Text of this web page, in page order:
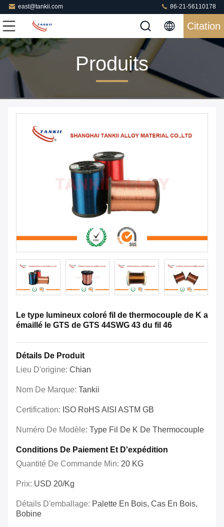
east@tankii.com 86-21-56110178
Citation
Produits
Le type lumineux coloré fil de thermocouple de K a
émaillé le GTS de GTS 44SWG 43 du fil 46
Détails De Produit
Lieu D'origine: Chian
Nom De Marque: Tankii
Certification: ISO RoHS AISI ASTM GB
Numéro De Modèle: Type Fil De K De Thermocouple
Conditions De Paiement Et D'expédition
Quantité De Commande Min: 20 KG
Prix: USD 20/Kg
Détails D'emballage: Palette En Bois, Cas En Bois,
Bobine